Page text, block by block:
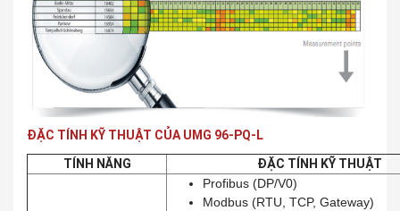
ĐẶC TÍNH KỸ THUẬT CỦA UMG 96-PQ-L
TÍNH NĂNG
ĐẶC TÍNH KỸ THUẬT
Profibus (DP/V0)
Modbus (RTU, TCP, Gateway)